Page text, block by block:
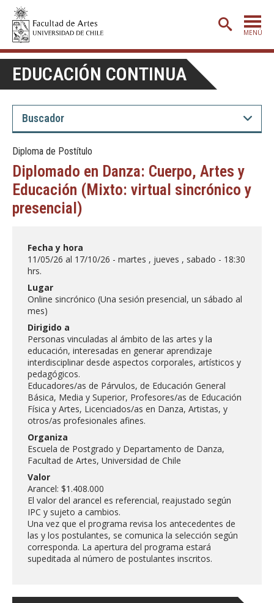
MENÚ
PORTADA
ADMISIÓN
CARRERAS
EXTENSIÓN
CREACIÓN
DEPARTAMENTOS
Estudiantes
Académicas/os Egresadas/os
EDUCACIÓN CONTINUA
Diploma de Postítulo
Diplomado en Danza: Cuerpo, Artes y
Educación (Mixto: virtual sincrónico y
presencial)
Fecha y hora
11/05/26 al 17/10/26 - martes , jueves , sabado - 18:30
hrs.
Lugar
Online sincrónico (Una sesión presencial, un sábado al
mes)
Dirigido a
Personas vinculadas al ámbito de las artes y la
educación, interesadas en generar aprendizaje
interdisciplinar desde aspectos corporales, artísticos y
pedagógicos.
Educadores/as de Párvulos, de Educación General
Básica, Media y Superior, Profesores/as de Educación
Física y Artes, Licenciados/as en Danza, Artistas, y
otros/as profesionales afines.
Organiza
Escuela de Postgrado y Departamento de Danza,
Facultad de Artes, Universidad de Chile
Valor
Arancel: $1.408.000
El valor del arancel es referencial, reajustado según
IPC y sujeto a cambios.
Una vez que el programa revisa los antecedentes de
las y los postulantes, se comunica la selección según
corresponda. La apertura del programa estará
supeditada al número de postulantes inscritos.